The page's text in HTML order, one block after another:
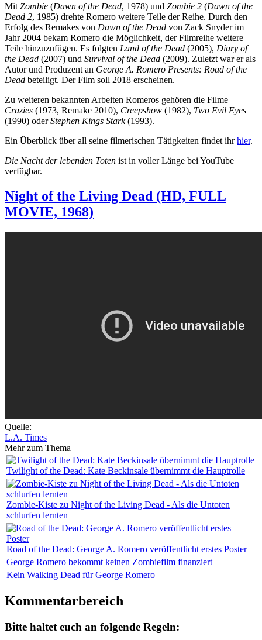
Mit Zombie (Dawn of the Dead, 1978) und Zombie 2 (Dawn of the
Dead 2, 1985) drehte Romero weitere Teile der Reihe. Durch den
Erfolg des Remakes von Dawn of the Dead von Zack Snyder im
Jahr 2004 bekam Romero die Möglichkeit, der Filmreihe weitere
Teile hinzuzufügen. Es folgten Land of the Dead (2005), Diary of
the Dead (2007) und Survival of the Dead (2009). Zuletzt war er als
Autor und Produzent an George A. Romero Presents: Road of the
Dead beteiligt. Der Film soll 2018 erscheinen.
Zu weiteren bekannten Arbeiten Romeros gehören die Filme
Crazies (1973, Remake 2010), Creepshow (1982), Two Evil Eyes
(1990) oderStephen Kings Stark(1993).
Ein Überblick über all seine filmerischen Tätigkeiten findet ihrhier.
Die Nacht der lebenden Toten ist in voller Länge bei YouTube
verfügbar.
Night of the Living Dead (HD, FULL
MOVIE, 1968)
Quelle:
L.A. Times
Mehr zum Thema
Twilight of the Dead: Kate Beckinsale übernimmt die Hauptrolle
Zombie-Kiste zu Night of the Living Dead - Als die Untoten
schlurfen lernten
Road of the Dead: George A. Romero veröffentlicht erstes Poster
George Romero bekommt keinen Zombiefilm finanziert
Kein Walking Dead für George Romero
Kommentarbereich
Bitte haltet euch an folgende Regeln: